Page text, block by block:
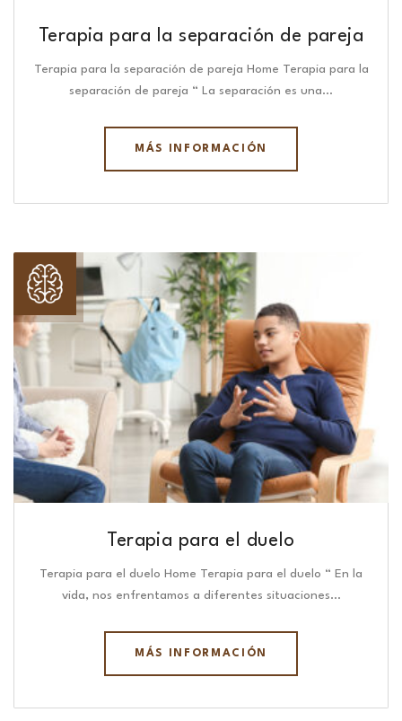
Terapia para la separación de pareja
Terapia para la separación de pareja Home Terapia para la
separación de pareja “ La separación es una…
MÁS INFORMACIÓN
Terapia para el duelo
Terapia para el duelo Home Terapia para el duelo “ En la
vida, nos enfrentamos a diferentes situaciones…
MÁS INFORMACIÓN